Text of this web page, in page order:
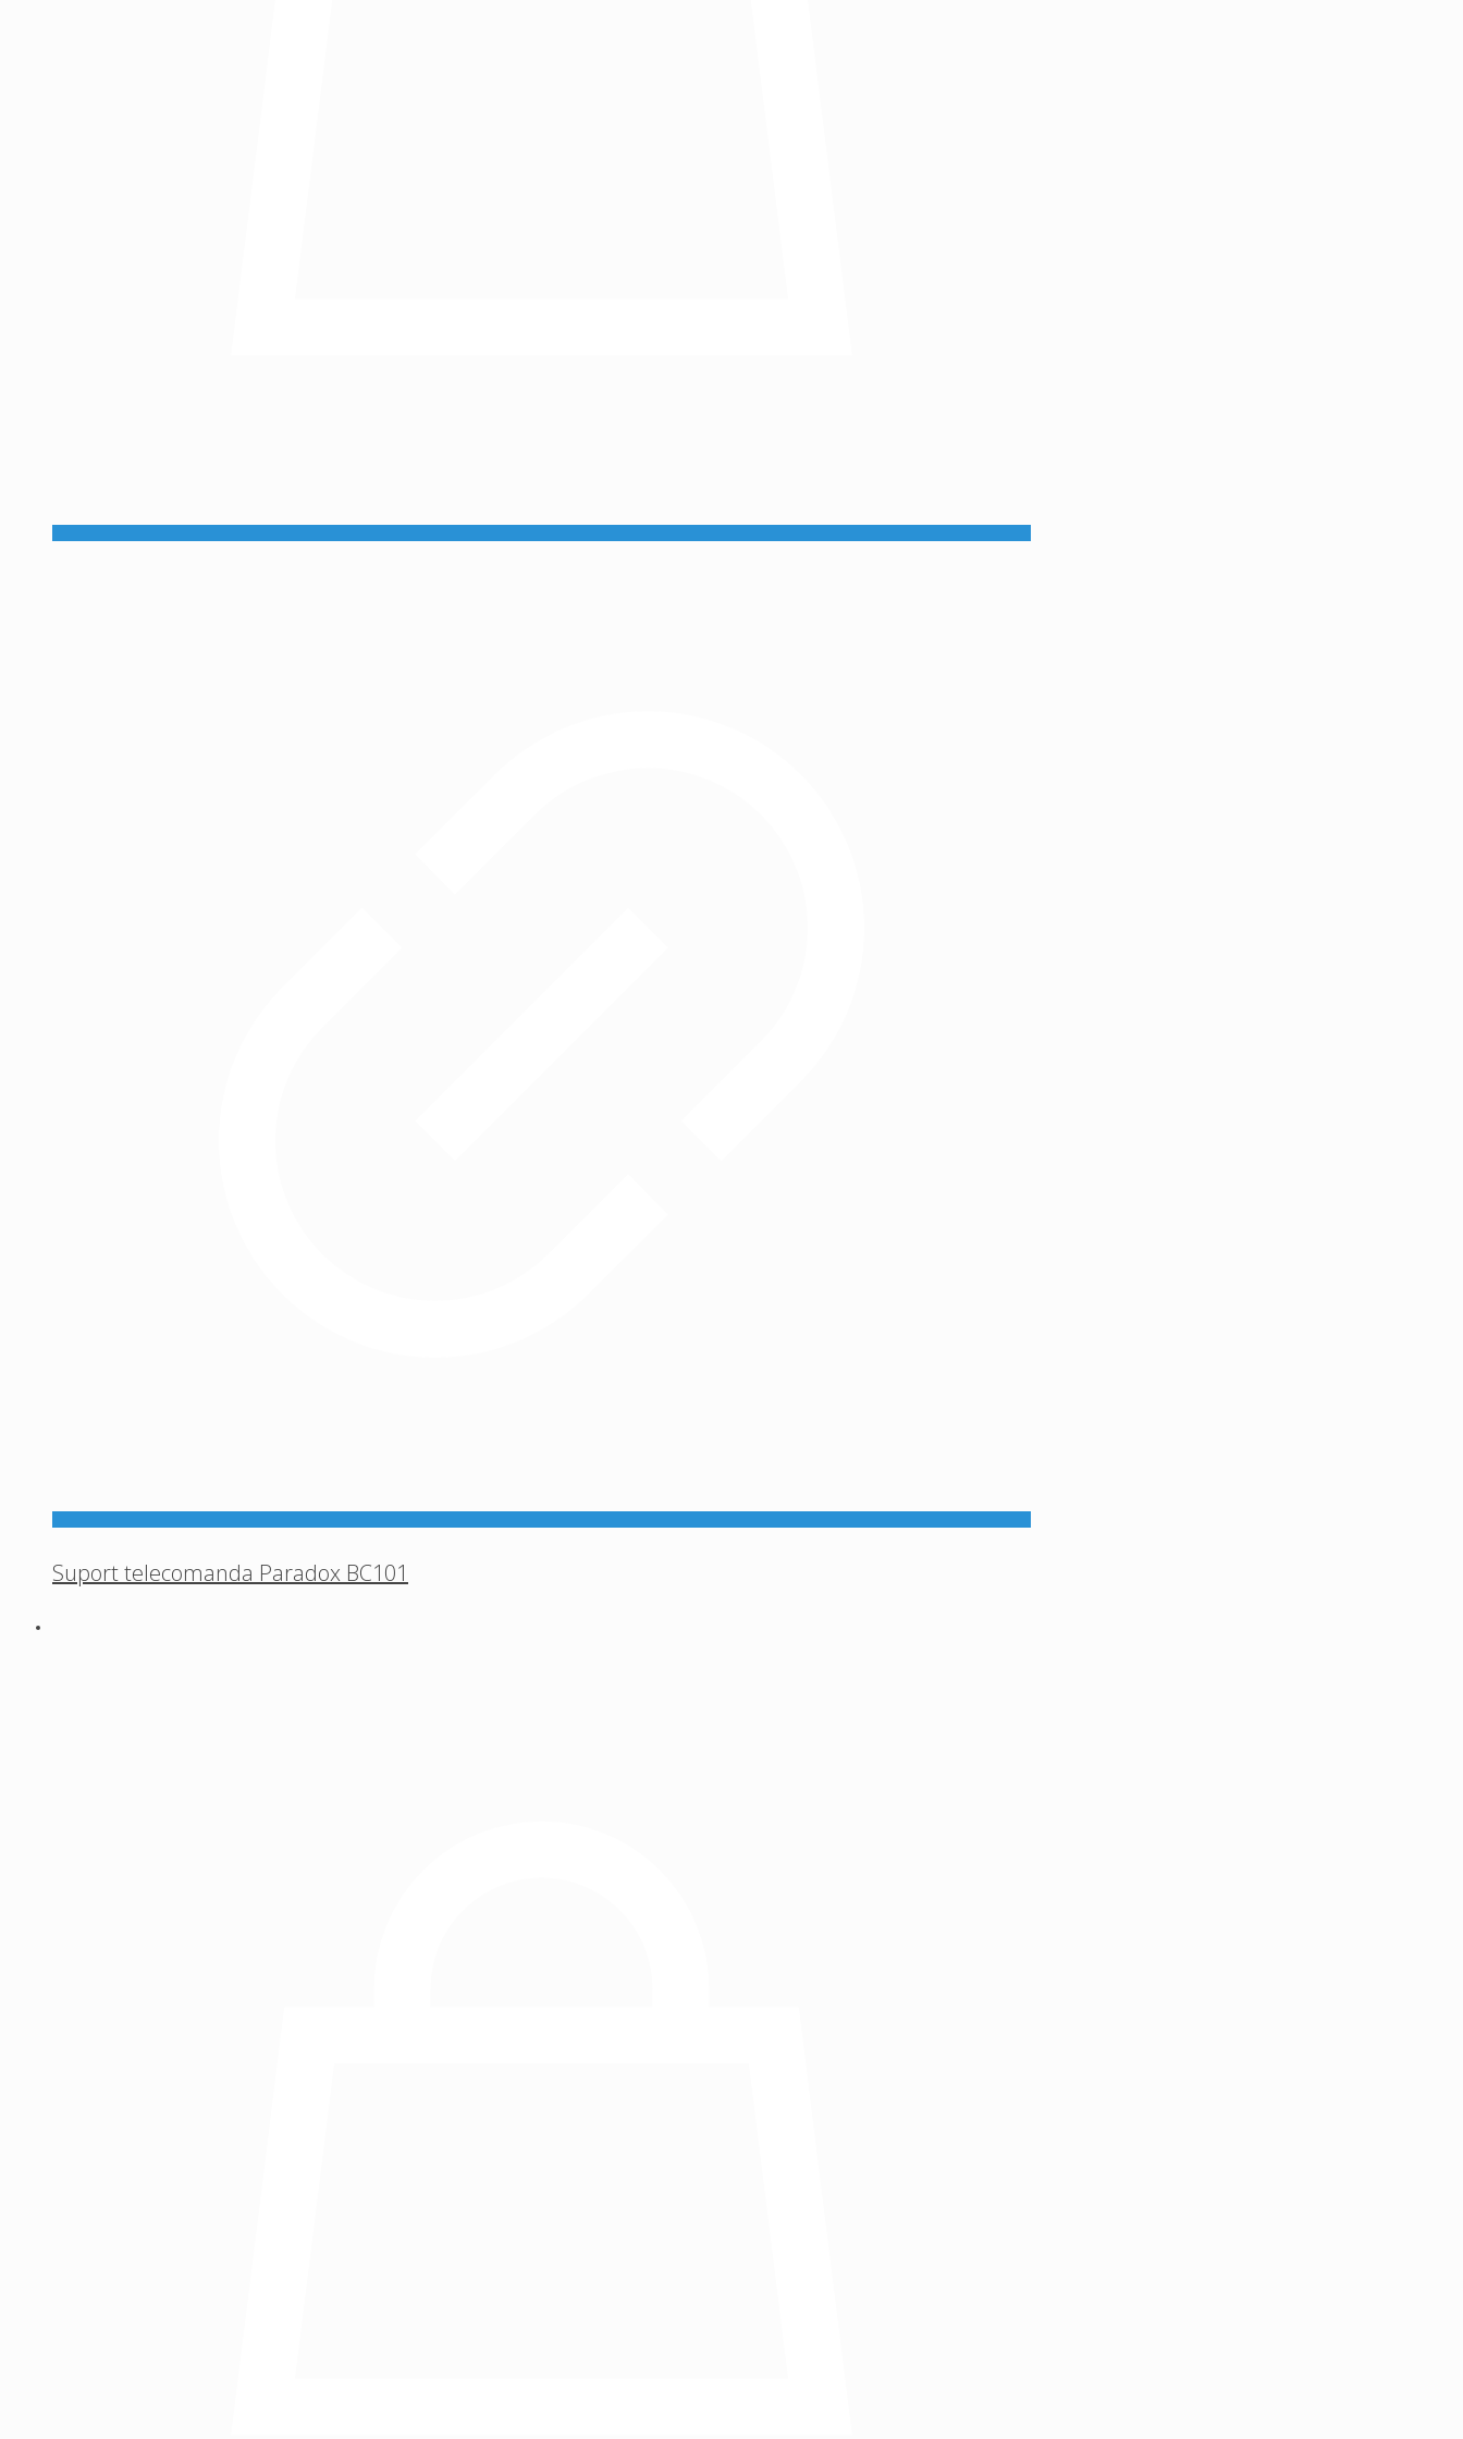
Suport telecomanda Paradox BC101